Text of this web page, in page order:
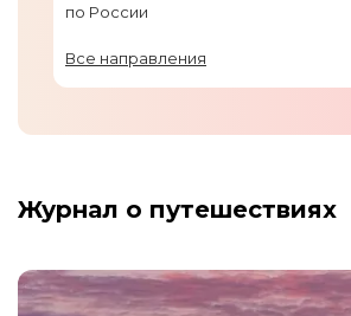
по России
Все направления
Журнал о путешествиях